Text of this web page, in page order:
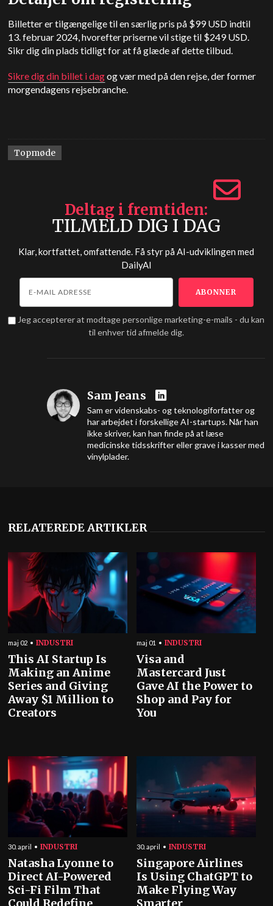
Billetter er tilgængelige til en særlig pris på $99USD indtil
13. februar 2024, hvorefter priserne vil stige til $249USD.
Sikr dig din plads tidligt for at få glæde af dette tilbud.
Sikre dig din billet i dagog vær med på den rejse, der former
morgendagens rejsebranche.
Topmøde
Deltag i fremtiden
TILMELD DIG I DAG
Klar, kortfattet, omfattende. Få styr på AI-udviklingen med
DailyAI
Jeg accepterer at modtage personlige marketing-e-mails - du kan
til enhver tid afmelde dig.
Sam Jeans
Sam er videnskabs- og teknologiforfatter og
har arbejdet i forskellige AI-startups. Når han
ikke skriver, kan han finde på at læse
medicinske tidsskrifter eller grave i kasser med
vinylplader.
RELATEREDE ARTIKLER
maj 02 INDUSTRI
This AI Startup Is
Making an Anime
Series and Giving
Away $1 Million to
Creators
maj 01 INDUSTRI
Visa and
Mastercard Just
Gave AI the Power to
Shop and Pay for
You
30. april INDUSTRI
Natasha Lyonne to
Direct AI-Powered
Sci-Fi Film That
30. april INDUSTRI
Singapore Airlines
Is Using ChatGPT to
Make Flying Way